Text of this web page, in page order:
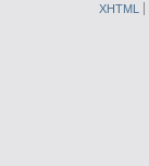
XHTML